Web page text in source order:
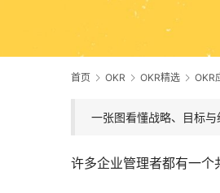
首页 OKR OKR精选 OKR
一张图看懂战略、目标
许多企业管理者都有一个